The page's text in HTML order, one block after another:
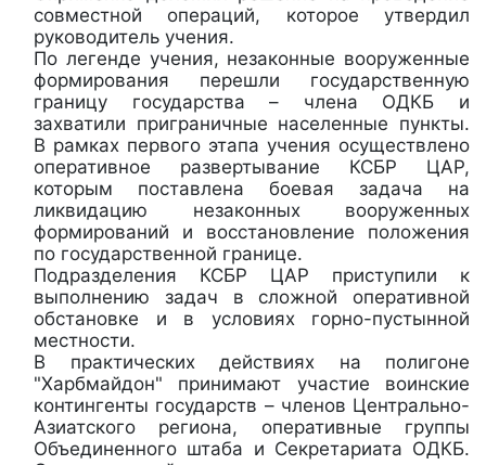
совместной операций, которое утвердил
руководитель учения.
По легенде учения, незаконные вооруженные
формирования перешли государственную
границу государства – члена ОДКБ и
захватили приграничные населенные пункты.
В рамках первого этапа учения осуществлено
оперативное развертывание КСБР ЦАР,
которым поставлена боевая задача на
ликвидацию незаконных вооруженных
формирований и восстановление положения
по государственной границе.
Подразделения КСБР ЦАР приступили к
выполнению задач в сложной оперативной
обстановке и в условиях горно-пустынной
местности.
В практических действиях на полигоне
"Харбмайдон" принимают участие воинские
контингенты государств – членов Центрально-
Азиатского региона, оперативные группы
Объединенного штаба и Секретариата ОДКБ.